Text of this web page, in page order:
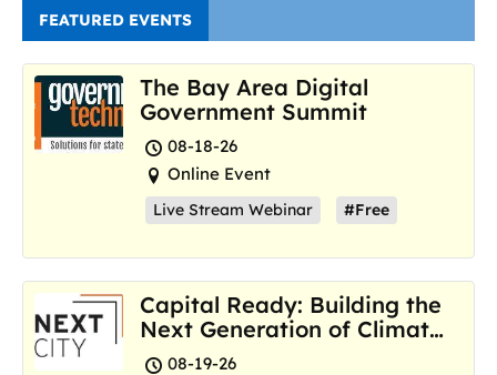
FEATURED EVENTS
The Bay Area Digital
Government Summit
08-18-26
Online Event
Live Stream Webinar #Free
Capital Ready: Building the
Next Generation of Climate
Resilience Hubs
08-19-26